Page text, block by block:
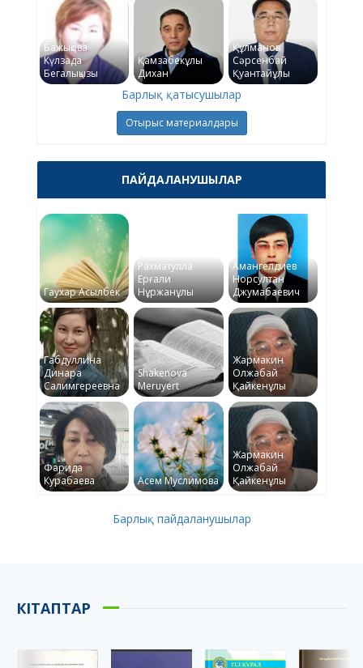
Бажықова
Күлзада
Бегалықызы
Қамзабекұлы
Дихан
Құлманов
Сәрсенбай
Қуантайұлы
Барлық қатысушылар
Отырыс материалдары
ПАЙДАЛАНУШЫЛАР
Гаухар Асылбек
Рахматулла
Ерғали
Нұржанұлы
Амангелдиев
Норсултан
Джумабаевич
Габдуллина
Динара
Салимгереевна
Shakenova
Meruyert
Жармакин
Олжабай
Қайкенұлы
Фарида
Курабаева
Асем Муслимова
Жармакин
Олжабай
Қайкенұлы
Барлық пайдаланушылар
КІТАПТАР